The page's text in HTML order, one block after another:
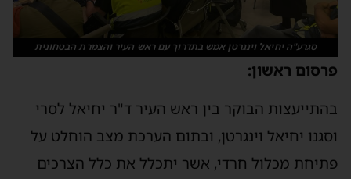
סגרע"ה יחיאל וינגרטן אמש בתדרוך עם ראש העיר והצמרת הבטחונית
פרסום ראשון:
בהתייעצות הבוקר בין ראש העיר ד"ר יחיאל לסרי
וסגנו יחיאל וינגרטן, ובתום הערכת מצב הוחלט על
פתיחת מכלול חרדי, אשר יתכלל את כלל הצרכים